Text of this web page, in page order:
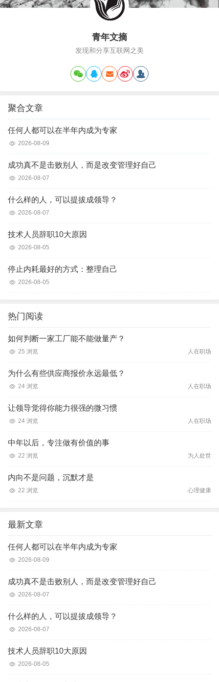
青年文摘
发现和分享互联网之美
聚合文章
任何人都可以在半年内成为专家
2026-08-09
成功真不是击败别人，而是改变管理好自己
2026-08-07
什么样的人，可以提拔成领导？
2026-08-07
技术人员辞职10大原因
2026-08-05
停止内耗最好的方式：整理自己
2026-08-05
热门阅读
如何判断一家工厂能不能做量产？
25 浏览 人在职场
为什么有些供应商报价永远最低？
24 浏览 人在职场
让领导觉得你能力很强的微习惯
24 浏览 人在职场
中年以后，专注做有价值的事
22 浏览 为人处世
内向不是问题，沉默才是
22 浏览 心理健康
最新文章
任何人都可以在半年内成为专家
2026-08-09
成功真不是击败别人，而是改变管理好自己
2026-08-07
什么样的人，可以提拔成领导？
2026-08-07
技术人员辞职10大原因
2026-08-05